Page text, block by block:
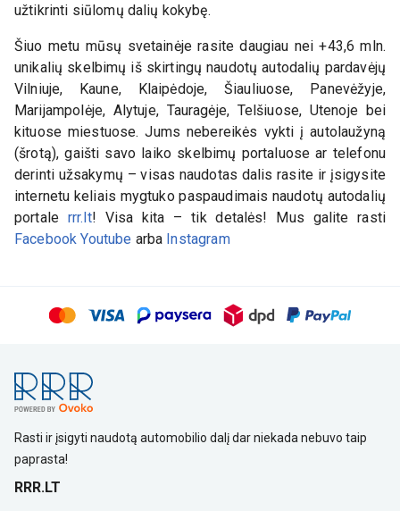
užtikrinti siūlomų dalių kokybę.
Šiuo metu mūsų svetainėje rasite daugiau nei +43,6 mln.
unikalių skelbimų iš skirtingų naudotų autodalių pardavėjų
Vilniuje, Kaune, Klaipėdoje, Šiauliuose, Panevėžyje,
Marijampolėje, Alytuje, Tauragėje, Telšiuose, Utenoje bei
kituose miestuose. Jums nebereikės vykti į autolaužyną
(šrotą), gaišti savo laiko skelbimų portaluose ar telefonu
derinti užsakymų – visas naudotas dalis rasite ir įsigysite
internetu keliais mygtuko paspaudimais naudotų autodalių
portale rrr.lt! Visa kita – tik detalės! Mus galite rasti
Facebook Youtube arba Instagram
Rasti ir įsigyti naudotą automobilio dalį dar niekada nebuvo taip
paprasta!
RRR.LT